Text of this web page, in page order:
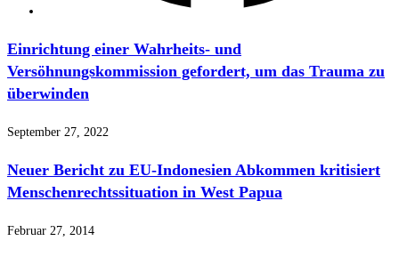
Einrichtung einer Wahrheits- und
Versöhnungskommission gefordert, um das Trauma zu
überwinden
September 27, 2022
Neuer Bericht zu EU-Indonesien Abkommen kritisiert
Menschenrechtssituation in West Papua
Februar 27, 2014